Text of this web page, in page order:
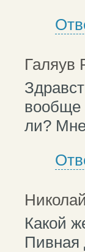
Галяув
вообще
ли?
Какой
Пивная